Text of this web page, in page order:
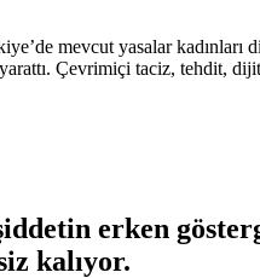
mevcut yasalar kadınları
Çevrimiçi taciz, tehdit,
erken
kalıyor.